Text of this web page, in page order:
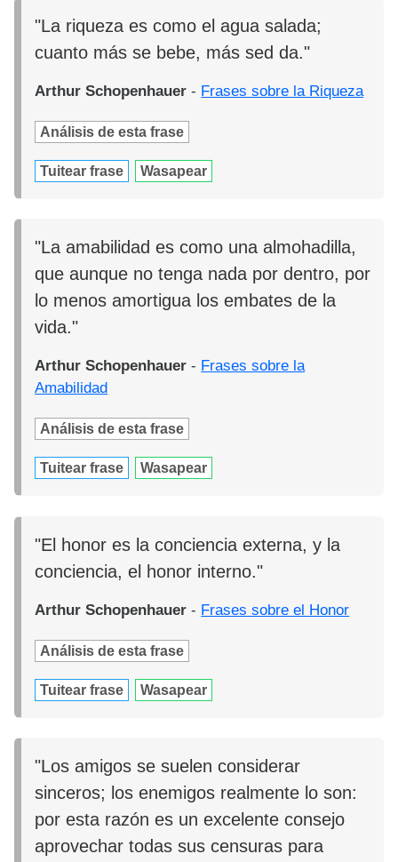
"La riqueza es como el agua salada;
cuanto más se bebe, más sed da."
Arthur Schopenhauer - Frases sobre la Riqueza
Análisis de esta frase
Tuitear frase Wasapear
"La amabilidad es como una almohadilla,
que aunque no tenga nada por dentro, por
lo menos amortigua los embates de la
vida."
Arthur Schopenhauer - Frases sobre la
Amabilidad
Análisis de esta frase
Tuitear frase Wasapear
"El honor es la conciencia externa, y la
conciencia, el honor interno."
Arthur Schopenhauer - Frases sobre el Honor
Análisis de esta frase
Tuitear frase Wasapear
"Los amigos se suelen considerar
sinceros; los enemigos realmente lo son:
por esta razón es un excelente consejo
aprovechar todas sus censuras para